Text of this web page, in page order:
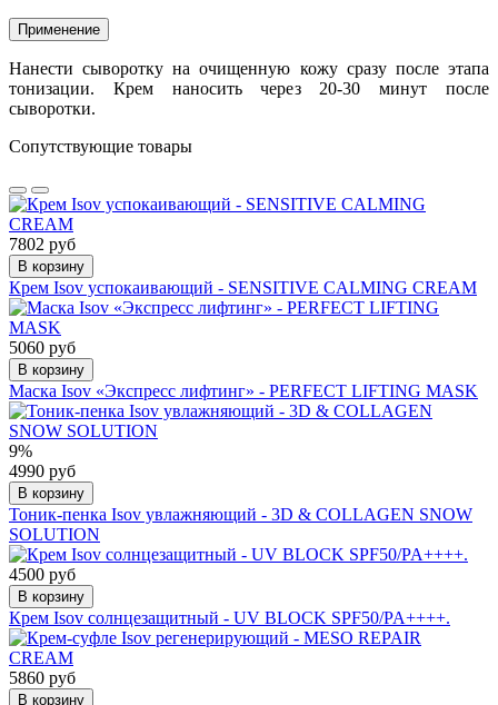
Применение
Нанести сыворотку на очищенную кожу сразу после этапа
тонизации. Крем наносить через 20-30 минут после
сыворотки.
Сопутствующие товары
7802 руб
В корзину
Крем Isov успокаивающий - SENSITIVE CALMING CREAM
5060 руб
В корзину
Маска Isov «Экспресс лифтинг» - PERFECT LIFTING MASK
9%
4990 руб
В корзину
Тоник-пенка Isov увлажняющий - 3D & COLLAGEN SNOW
SOLUTION
4500 руб
В корзину
Крем Isov солнцезащитный - UV BLOCK SPF50/PA++++.
5860 руб
В корзину